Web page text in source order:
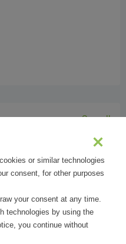
See all
or similar technologies
consent, for other purposes
your consent at any time.
technologies by using the
you continue without